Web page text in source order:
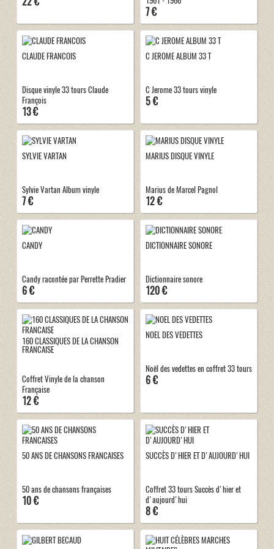
7 €
CLAUDE FRANCOIS
Disque vinyle 33 tours Claude
François
13 €
C JEROME ALBUM 33 T
C Jerome 33 tours vinyle
5 €
SYLVIE VARTAN
Sylvie Vartan Album vinyle
7 €
MARIUS DISQUE VINYLE
Marius de Marcel Pagnol
12 €
CANDY
Candy racontée par Perrette Pradier
6 €
DICTIONNAIRE SONORE
Dictionnaire sonore
120 €
160 CLASSIQUES DE LA CHANSON
FRANCAISE
Coffret Vinyle de la chanson
Française
12 €
NOEL DES VEDETTES
Noël des vedettes en coffret 33 tours
6 €
50 ANS DE CHANSONS FRANCAISES
50 ans de chansons françaises
10 €
SUCCÈS D'HIER ET D'AUJOURD'HUI
Coffret 33 tours Succès d'hier et
d'aujourd'hui
8 €